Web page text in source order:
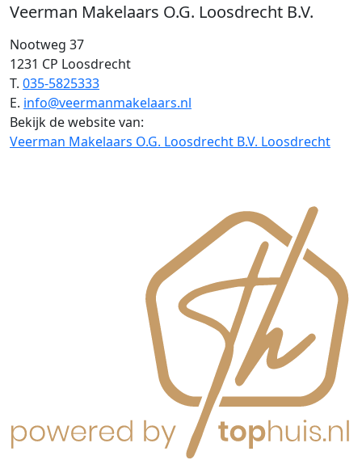
Veerman Makelaars O.G. Loosdrecht B.V.
Nootweg 37
1231 CP Loosdrecht
T. 035-5825333
E. info@veermanmakelaars.nl
Bekijk de website van:
Veerman Makelaars O.G. Loosdrecht B.V. Loosdrecht